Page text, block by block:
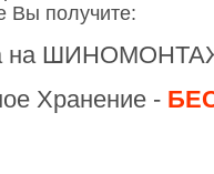
Вы получите:
на
Хранение -